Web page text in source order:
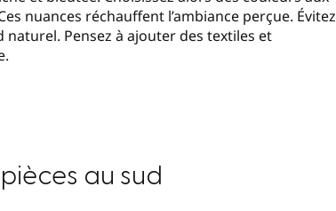
nuances réchauffent l’ambiance perçue. Évitez
Pensez à ajouter des textiles et
au sud